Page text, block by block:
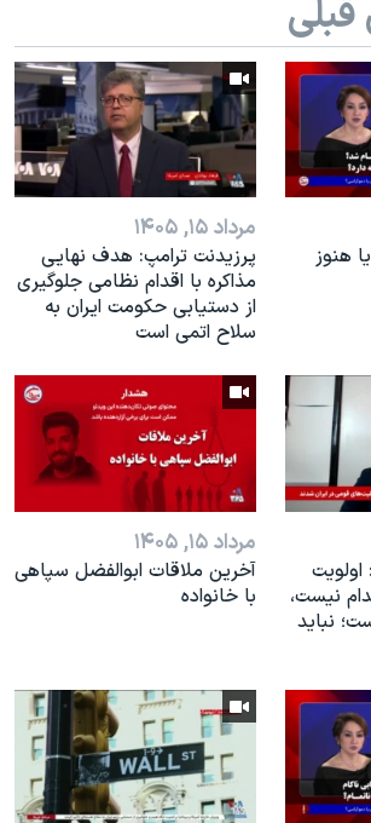
جایزه نوبل صلح
آمریکا «سی‌پک»
به چین
قبلی
هنوز
مرداد ۱۵, ۱۴۰۵
پرزیدنت ترامپ: هدف نهایی
مذاکره با اقدام نظامی جلوگیری
از دستیابی حکومت ایران به
سلاح اتمی است
نیست،
نباید
مرداد ۱۵, ۱۴۰۵
آخرین ملاقات ابوالفضل سپاهی
با خانواده